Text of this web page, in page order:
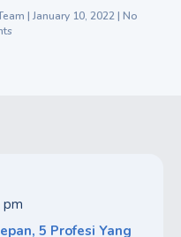
January 10, 2022 No
5 Profesi Yang